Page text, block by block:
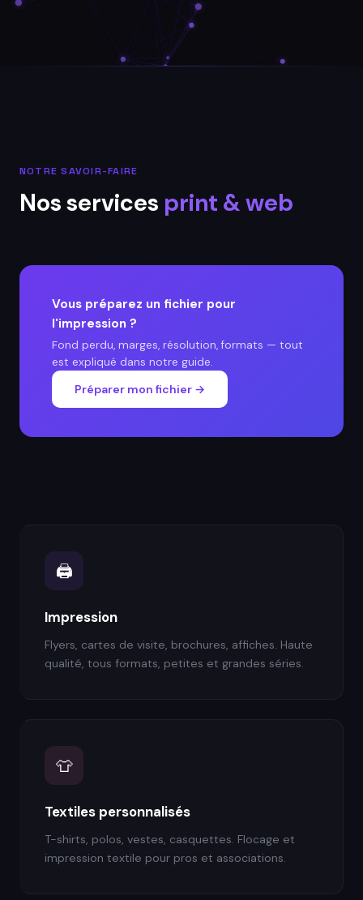
NOTRE SAVOIR-FAIRE
Nos services print & web
Vous préparez un fichier pour
l'impression ?
Fond perdu, marges, résolution, formats — tout
est expliqué dans notre guide.
Préparer mon fichier →
🖨️
Impression
Flyers, cartes de visite, brochures, affiches. Haute
qualité, tous formats, petites et grandes séries.
👕
Textiles personnalisés
T-shirts, polos, vestes, casquettes. Flocage et
impression textile pour pros et associations.